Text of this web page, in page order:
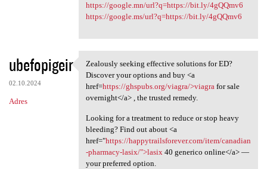
https://google.mn/url?q=https://bit.ly/4gQQmv6
https://google.ms/url?q=https://bit.ly/4gQQmv6
ubefopigeir
02.10.2024
Adres
Zealously seeking effective
Zealously seeking effective solutions for ED?
Discover your options and buy <a
href=https://ghspubs.org/viagra/>viagra for sale
overnight</a> , the trusted remedy.
Looking for a treatment to reduce or stop heavy
bleeding? Find out about <a
href="https://happytrailsforever.com/item/canadian
-pharmacy-lasix/">lasix40 generico online</a> —
your preferred option.